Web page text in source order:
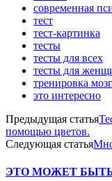
современная
тест
тест-картинка
тесты
тесты для всех
тесты для
тренировка
это интересно
Предыдущая статья
помощью цветов.
Следующая статья
ЭТО МОЖЕТ